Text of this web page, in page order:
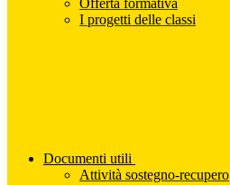
Offerta formativa
I progetti delle classi
Documenti utili
Attività sostegno-recupero